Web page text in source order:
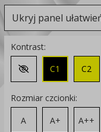
Ukryj panel
Kontrast:
Zmień kontrast na
C1 C2
Rozmiar czcionki:
A
A+ A++